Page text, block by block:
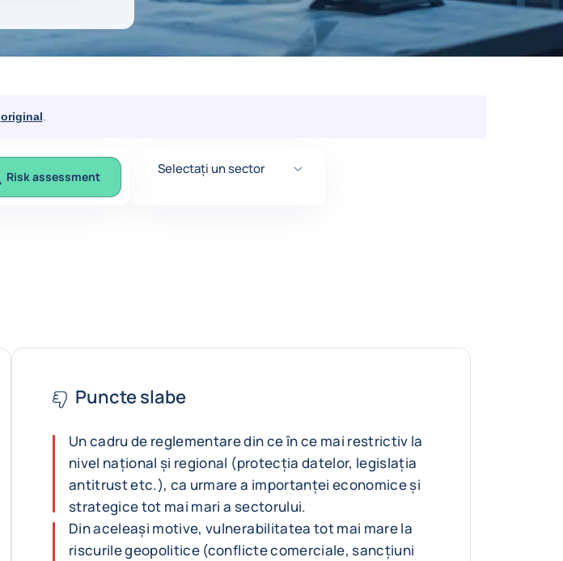
original
Risk assessment Selectați un sector
Puncte slabe
Un cadru de reglementare din ce în ce mai restrictiv la
nivel național și regional (protecția datelor, legislația
antitrust etc.), ca urmare a importanței economice și
strategice tot mai mari a sectorului.
Din aceleași motive, vulnerabilitatea tot mai mare la
riscurile geopolitice (conflicte comerciale, sancțiuni